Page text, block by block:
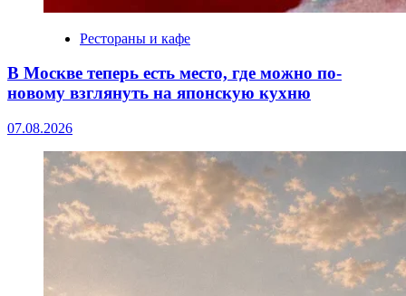
Рестораны и кафе
В Москве теперь есть место, где можно по-
новому взглянуть на японскую кухню
07.08.2026